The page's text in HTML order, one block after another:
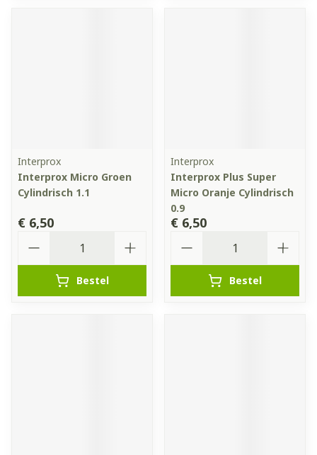
Interprox
Interprox Micro Groen
Cylindrisch 1.1
€ 6,50
Bestel
Interprox
Interprox Plus Super
Micro Oranje Cylindrisch
0.9
€ 6,50
Bestel